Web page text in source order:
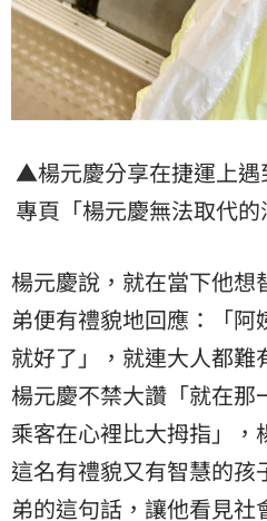
▲楊元慶分享在捷運上遇
專頁「楊元慶無法取代的
楊元慶說，就在當下他想
弟便有禮貌地回應：「阿
就好了」，就連大人都
楊元慶不禁大讚「就在那
乘客在心裡比大拇指」，
這名有禮貌又有智慧的孩
弟的這句話，讓他看見社